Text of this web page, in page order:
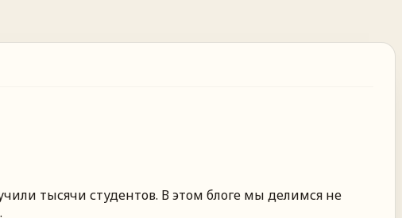
тысячи студентов. В этом блоге мы делимся не